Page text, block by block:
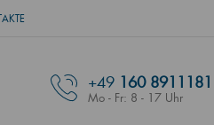
+49 160 8911181
Mo - Fr: 8 - 17 Uhr